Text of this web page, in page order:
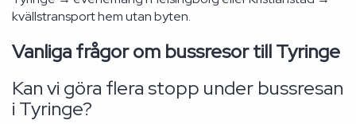
kvällstransport hem utan byten.
Vanliga frågor om bussresor till Tyringe
Kan vi göra flera stopp under bussresan
i Tyringe?